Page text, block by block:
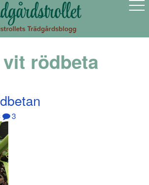
vit rödbeta
3